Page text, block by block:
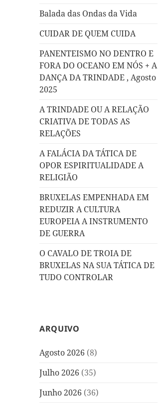
Balada das Ondas da Vida
CUIDAR DE QUEM CUIDA
PANENTEISMO NO DENTRO E
FORA DO OCEANO EM NÓS + A
DANÇA DA TRINDADE , Agosto
2025
A TRINDADE OU A RELAÇÃO
CRIATIVA DE TODAS AS
RELAÇÕES
A FALÁCIA DA TÁTICA DE
OPOR ESPIRITUALIDADE A
RELIGIÃO
BRUXELAS EMPENHADA EM
REDUZIR A CULTURA
EUROPEIA A INSTRUMENTO
DE GUERRA
O CAVALO DE TROIA DE
BRUXELAS NA SUA TÁTICA DE
TUDO CONTROLAR
ARQUIVO
Agosto 2026 (8)
Julho 2026 (35)
Junho 2026 (36)